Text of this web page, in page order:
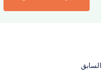
السابق